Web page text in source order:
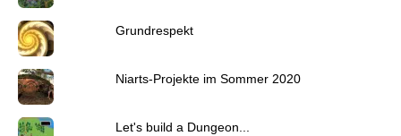
Grundrespekt
Niarts-Projekte im Sommer 2020
Let's build a Dungeon...